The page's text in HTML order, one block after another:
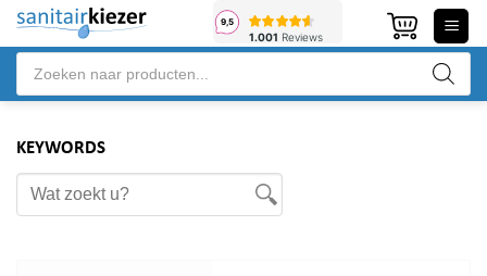
Ga
inhoud
Producten
zoeken
KEYWORDS